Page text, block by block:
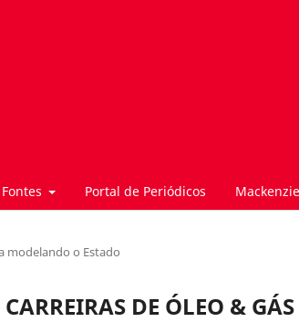
Fontes Portal de Periódicos Mackenzie
modelando o Estado
DE ÓLEO & GÁS